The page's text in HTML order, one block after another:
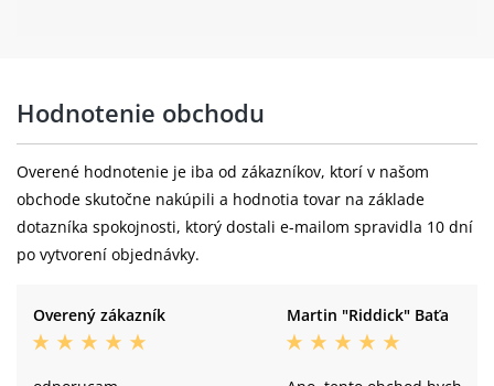
Hodnotenie obchodu
Overené hodnotenie je iba od zákazníkov, ktorí v našom
obchode skutočne nakúpili a hodnotia tovar na základe
dotazníka spokojnosti, ktorý dostali e-mailom spravidla 10 dní
po vytvorení objednávky.
Overený zákazník Martin "Riddick" Baťa